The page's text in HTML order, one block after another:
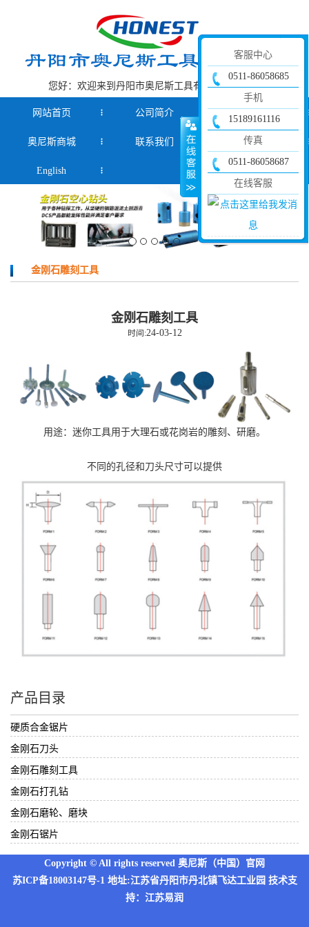
您好：欢迎来到丹阳市奥尼斯工具有限公司官网！
网站首页 公司简介
奥尼斯商城 联系我们 新闻资讯
English
金刚石雕刻工具
金刚石雕刻工具
时间:24-03-12
用途：迷你工具用于大理石或花岗岩的雕刻、研磨。
不同的孔径和刀头尺寸可以提供
产品目录
硬质合金锯片
金刚石刀头
金刚石雕刻工具
金刚石打孔钻
金刚石磨轮、磨块
金刚石锯片
Copyright © All rights reserved 奥尼斯（中国）官网
苏ICP备18003147号-1地址:江苏省丹阳市丹北镇飞达工业园 技术支
持： 江苏易润
客服中心
0511-86058685
手机
15189161116
传真
0511-86058687
在线客服